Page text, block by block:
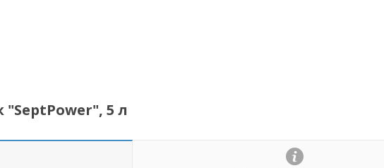
"SeptPower", 5 л